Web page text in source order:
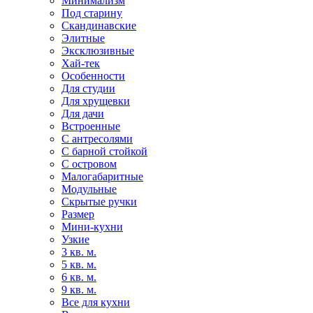
Под старину
Скандинавские
Элитные
Эксклюзивные
Хай-тек
Особенности
Для студии
Для хрущевки
Для дачи
Встроенные
С антресолями
С барной стойкой
С островом
Малогабаритные
Модульные
Скрытые ручки
Размер
Мини-кухни
Узкие
3 кв. м.
5 кв. м.
6 кв. м.
9 кв. м.
Все для кухни